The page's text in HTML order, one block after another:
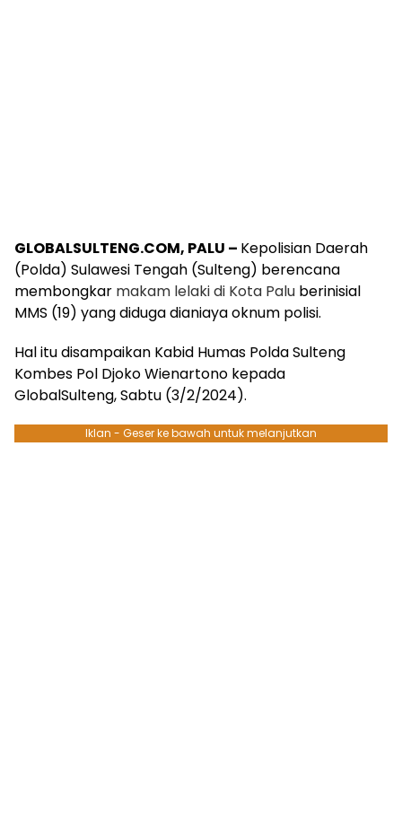
GLOBALSULTENG.COM, PALU – Kepolisian Daerah
(Polda) Sulawesi Tengah (Sulteng) berencana
membongkar makam lelaki di Kota Palu berinisial
MMS (19) yang diduga dianiaya oknum polisi.
Hal itu disampaikan Kabid Humas Polda Sulteng
Kombes Pol Djoko Wienartono kepada
GlobalSulteng, Sabtu (3/2/2024).
Iklan - Geser ke bawah untuk melanjutkan